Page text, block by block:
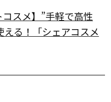
コスメ】”手軽で高性
る！「シェアコスメ